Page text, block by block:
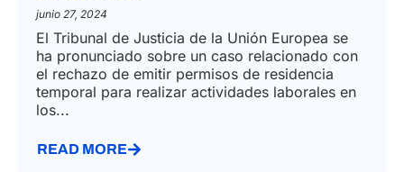
junio 27, 2024
El Tribunal de Justicia de la Unión Europea se
ha pronunciado sobre un caso relacionado con
el rechazo de emitir permisos de residencia
temporal para realizar actividades laborales en
los...
READ MORE